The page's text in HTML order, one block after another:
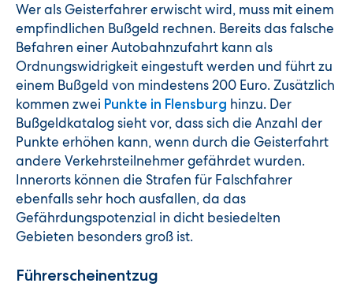
Wer als Geisterfahrer erwischt wird, muss mit einem
empfindlichen Bußgeld rechnen. Bereits das falsche
Befahren einer Autobahnzufahrt kann als
Ordnungswidrigkeit eingestuft werden und führt zu
einem Bußgeld von mindestens 200 Euro. Zusätzlich
kommen zwei Punkte in Flensburg hinzu. Der
Bußgeldkatalog sieht vor, dass sich die Anzahl der
Punkte erhöhen kann, wenn durch die Geisterfahrt
andere Verkehrsteilnehmer gefährdet wurden.
Innerorts können die Strafen für Falschfahrer
ebenfalls sehr hoch ausfallen, da das
Gefährdungspotenzial in dicht besiedelten
Gebieten besonders groß ist.
Führerscheinentzug